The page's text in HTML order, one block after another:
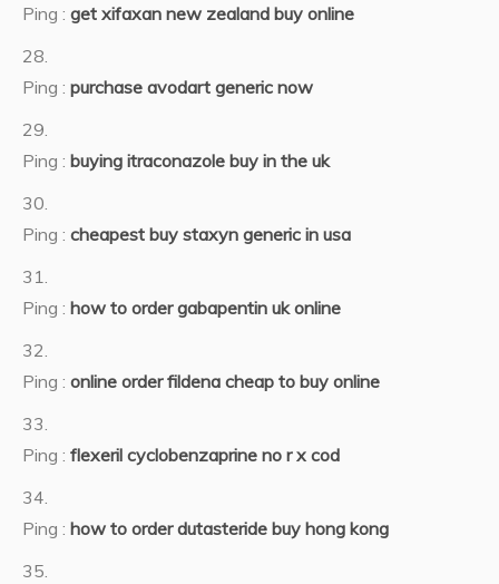
Ping : get xifaxan new zealand buy online
Ping : purchase avodart generic now
Ping : buying itraconazole buy in the uk
Ping : cheapest buy staxyn generic in usa
Ping : how to order gabapentin uk online
Ping : online order fildena cheap to buy online
Ping : flexeril cyclobenzaprine no r x cod
Ping : how to order dutasteride buy hong kong